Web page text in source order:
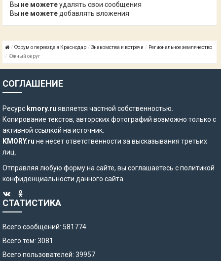
Вы не можетеудалять свои сообщения
Вы не можете добавлять вложения
Форум о переезде в Краснодар Знакомства и встречи
Региональное землячество
Южный округ
СОГЛАШЕНИЕ
Ресурс kmory.ru является частной собственностью.
Копирование текстов, авторских фотографий возможно только с
активной ссылкой на источник.
KMORY.ru не несет ответственности за высказывания третьих
лиц.
Отправляя любую форму на сайте, вы соглашаетесь сполитикой
конфиденциальности данного сайта
СТАТИСТИКА
Всего сообщений: 581774
Всего тем: 3081
Всего пользователей: 39957